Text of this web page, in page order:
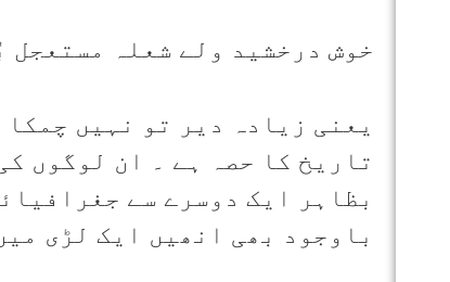
خوش درخشید ولے شعلہ مستعجل
یعنی زیادہ دیر تو نہیں
تاریخ کا حصہ ہے ۔ ان لوگوں
بظاہر ایک دوسرے سے
باوجود بھی انھیں ایک لڑی